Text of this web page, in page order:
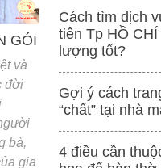
GÓI
và
đời
bà,
gia
Cách tìm dịch
tiên Tp HỒ
lượng tốt?
Gợi ý cách
“chất” tại nhà
4 điều cần